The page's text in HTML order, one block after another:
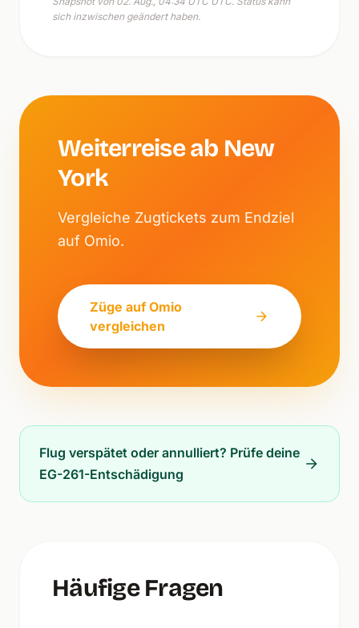
sich inzwischen geändert haben.
Weiterreise ab New
York
Vergleiche Zugtickets zum Endziel
auf Omio.
Züge auf Omio
vergleichen
Flug verspätet oder annulliert? Prüfe deine
EG-261-Entschädigung
Häufige Fragen